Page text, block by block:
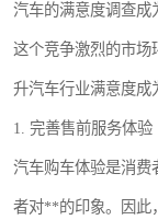
汽车的满意度调查成
这个竞争激烈的市场
升汽车行业满意度成
1. 完善售前服务体验
汽车购车体验是消
者对**的印象。因此